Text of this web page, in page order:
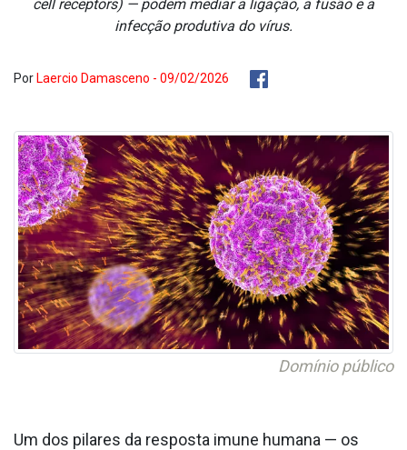
cell receptors) — podem mediar a ligação, a fusão e a
infecção produtiva do vírus.
Por Laercio Damasceno - 09/02/2026
Domínio público
Um dos pilares da resposta imune humana — os